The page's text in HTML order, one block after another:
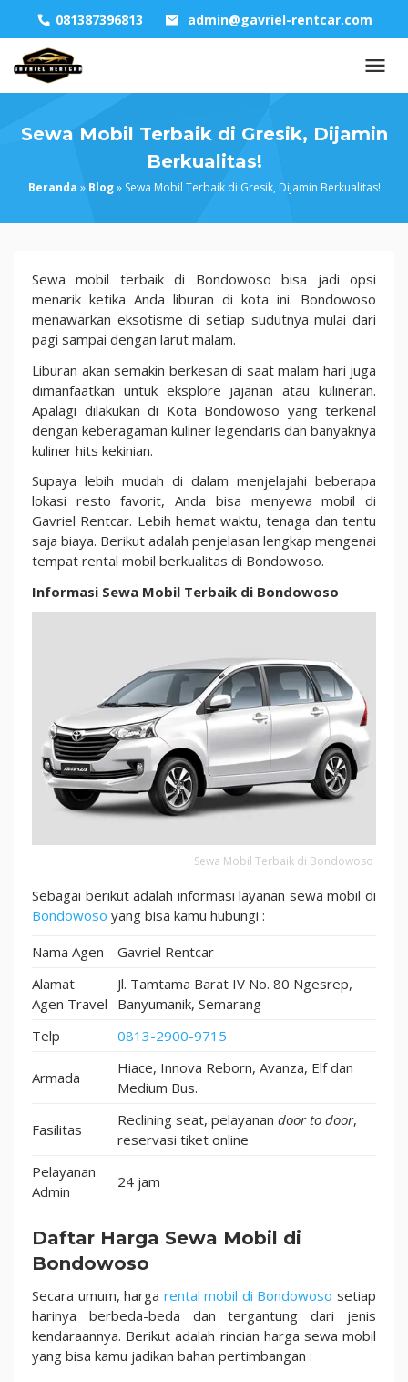
content
081387396813 admin@gavriel-rentcar.com
Sewa Mobil Terbaik di Gresik, Dijamin
Berkualitas!
Beranda » Blog» Sewa Mobil Terbaik di Gresik, Dijamin Berkualitas!
Sewa
Mobil
Terbaik
di
Dijamin
Berkualitas!
Sewa mobil terbaik di Bondowoso bisa jadi opsi
menarik ketika Anda liburan di kota ini. Bondowoso
menawarkan eksotisme di setiap sudutnya mulai dari
pagi sampai dengan larut malam.
Liburan akan semakin berkesan di saat malam hari juga
dimanfaatkan untuk eksplore jajanan atau kulineran.
Apalagi dilakukan di Kota Bondowoso yang terkenal
dengan keberagaman kuliner legendaris dan banyaknya
kuliner hits kekinian.
Supaya lebih mudah di dalam menjelajahi beberapa
lokasi resto favorit, Anda bisa menyewa mobil di
Gavriel Rentcar. Lebih hemat waktu, tenaga dan tentu
saja biaya. Berikut adalah penjelasan lengkap mengenai
tempat rental mobil berkualitas di Bondowoso.
Informasi Sewa Mobil Terbaik di Bondowoso
Sewa Mobil Terbaik di Bondowoso
Sebagai berikut adalah informasi layanan sewa mobil di
Bondowoso yang bisa kamu hubungi :
Nama Agen
Gavriel Rentcar
Alamat
Agen Travel
Jl. Tamtama Barat IV No. 80 Ngesrep,
Banyumanik, Semarang
Telp
0813-2900-9715
Armada
Hiace, Innova Reborn, Avanza, Elf dan
Medium Bus.
Fasilitas
Reclining seat, pelayanan door to door,
reservasi tiket online
Pelayanan
Admin
24 jam
Daftar Harga Sewa Mobil di
Bondowoso
Secara umum, harga rental mobil di Bondowoso setiap
harinya berbeda-beda dan tergantung dari jenis
kendaraannya. Berikut adalah rincian harga sewa mobil
yang bisa kamu jadikan bahan pertimbangan :